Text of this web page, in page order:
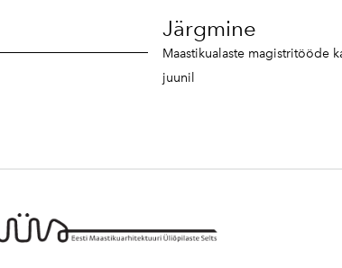
Järgmine
Maastikualaste magistritööde
juunil